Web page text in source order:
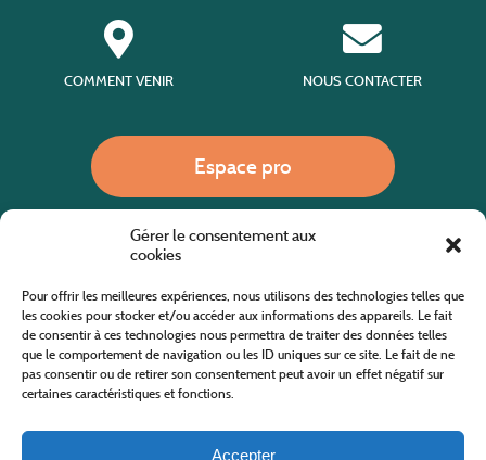
Gérer le consentement aux
cookies
Pour offrir les meilleures expériences, nous utilisons des technologies telles que
les cookies pour stocker et/ou accéder aux informations des appareils. Le fait
de consentir à ces technologies nous permettra de traiter des données telles
que le comportement de navigation ou les ID uniques sur ce site. Le fait de ne
pas consentir ou de retirer son consentement peut avoir un effet négatif sur
certaines caractéristiques et fonctions.
Accepter
COMMENT VENIR NOUS CONTACTER
Espace pro
Site internet cofinancé par le fonds européen agricole pour le développement rural
L'Europe investit dans les zones rurales